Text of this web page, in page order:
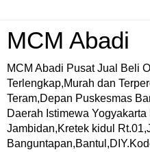
MCM Abadi
MCM Abadi Pusat Jual Beli
Terlengkap,Murah dan
Teram,Depan Puskesmas
Daerah Istimewa
Jambidan,Kretek kidul